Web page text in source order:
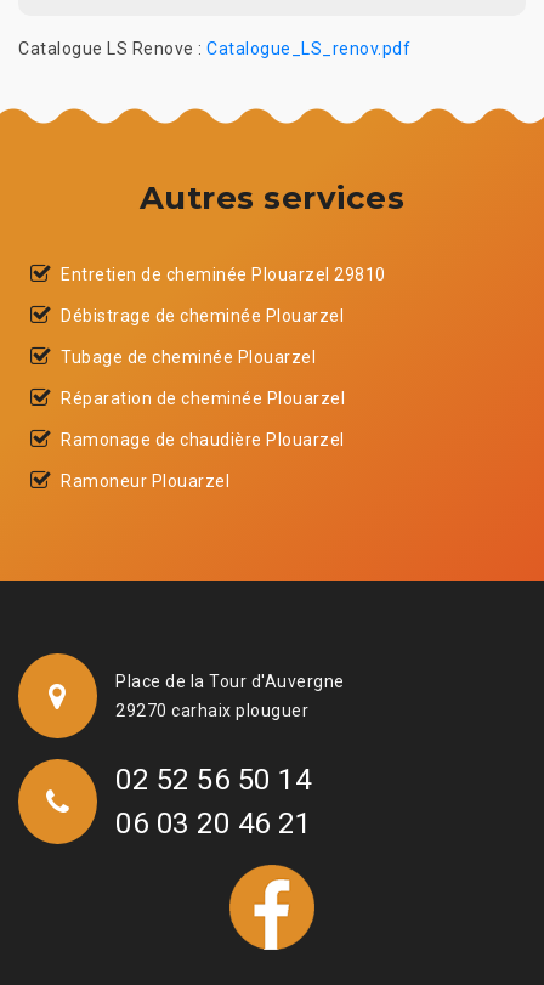
Catalogue LS Renove : Catalogue_LS_renov.pdf
Autres services
Entretien de cheminée Plouarzel 29810
Débistrage de cheminée Plouarzel
Tubage de cheminée Plouarzel
Réparation de cheminée Plouarzel
Ramonage de chaudière Plouarzel
Ramoneur Plouarzel
Place de la Tour d'Auvergne
29270 carhaix plouguer
02 52 56 50 14
06 03 20 46 21